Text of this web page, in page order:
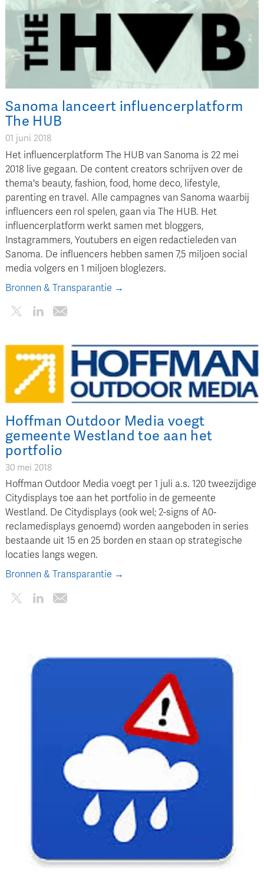
Sanoma lanceert influencerplatform
The HUB
01 juni 2018
Het influencerplatform The HUB van Sanoma is 22 mei
2018 live gegaan. De content creators schrijven over de
thema's beauty, fashion, food, home deco, lifestyle,
parenting en travel. Alle campagnes van Sanoma waarbij
influencers een rol spelen, gaan via The HUB. Het
influencerplatform werkt samen met bloggers,
Instagrammers, Youtubers en eigen redactieleden van
Sanoma. De influencers hebben samen 7,5 miljoen social
media volgers en 1 miljoen bloglezers.
Bronnen & Transparantie →
Hoffman Outdoor Media voegt
gemeente Westland toe aan het
portfolio
30 mei 2018
Hoffman Outdoor Media voegt per 1 juli a.s. 120 tweezijdige
Citydisplays toe aan het portfolio in de gemeente
Westland. De Citydisplays (ook wel; 2-signs of A0-
reclamedisplays genoemd) worden aangeboden in series
bestaande uit 15 en 25 borden en staan op strategische
locaties langs wegen.
Bronnen & Transparantie →